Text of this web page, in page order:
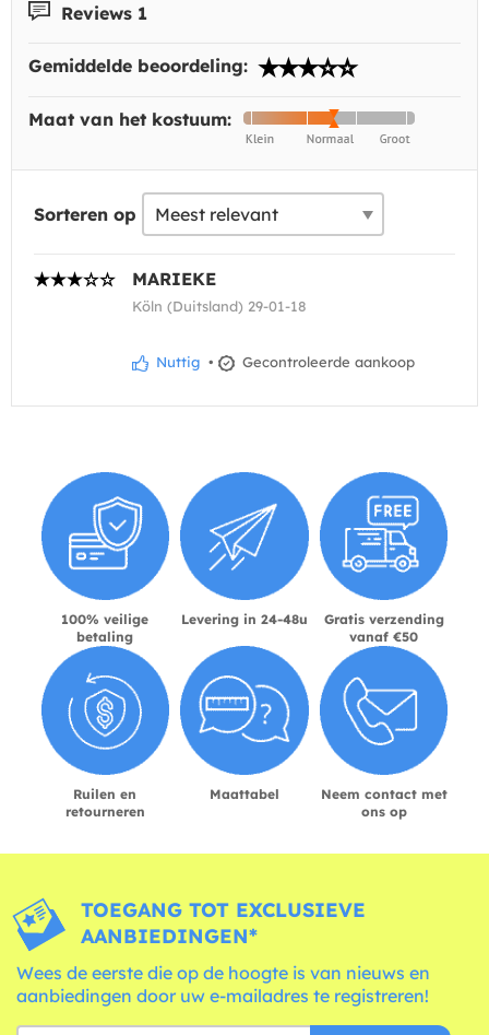
Reviews 1
Gemiddelde beoordeling:
Maat van het kostuum:
Sorteren op
MARIEKE
Köln (Duitsland) 29-01-18
Nuttig • Gecontroleerde aankoop
100% veilige
betaling
Levering in 24-48u
Gratis verzending
vanaf €50
Ruilen en
retourneren
Maattabel
Neem contact met
ons op
TOEGANG TOT EXCLUSIEVE
AANBIEDINGEN*
Wees de eerste die op de hoogte is van nieuws en
aanbiedingen door uw e-mailadres te registreren!